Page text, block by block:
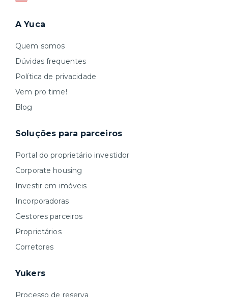
A Yuca
Quem somos
Dúvidas frequentes
Política de privacidade
Vem pro time!
Blog
Soluções para parceiros
Portal do proprietário investidor
Corporate housing
Investir em imóveis
Incorporadoras
Gestores parceiros
Proprietários
Corretores
Yukers
Processo de reserva